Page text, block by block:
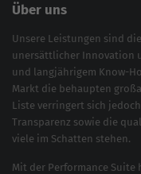
Über uns
Unsere Leistungen sind
unersättlicher Innovation
und langjährigem Know-
Markt die behaupten
Liste verringert sich
Transparenz sowie die
viele im Schatten stehen.
Mit der Performance Suite